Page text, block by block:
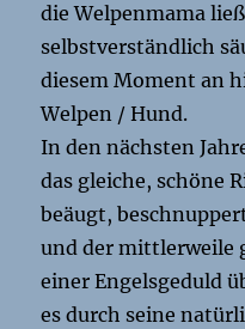
die Welpenmama
selbstverständlich
diesem Moment an
Welpen / Hund.
In den nächsten
das gleiche, schöne
beäugt,
und der mittlerweile
einer Engelsgeduld
es durch seine